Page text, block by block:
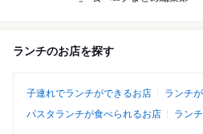
ランチのお店を探す
子連れでランチができるお店
ランチ
パスタランチが食べられるお店
ラン